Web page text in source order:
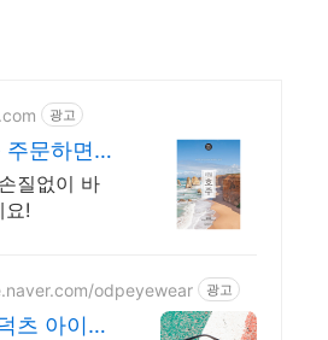
광고
주문하면
질없이 바
요!
odpeyewear 광고
츠 아이웨